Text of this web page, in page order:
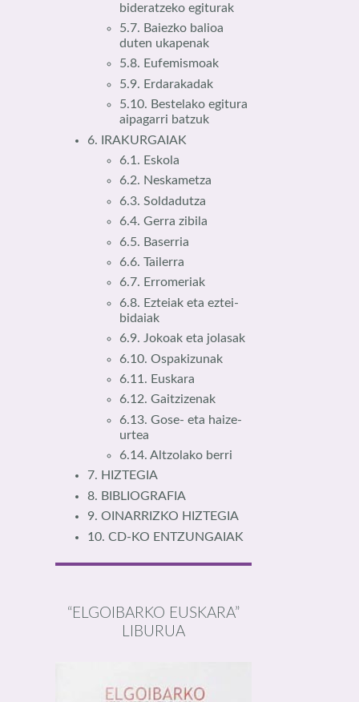
bideratzeko egiturak
5.7. Baiezko balioa
duten ukapenak
5.8. Eufemismoak
5.9. Erdarakadak
5.10. Bestelako egitura
aipagarri batzuk
6. IRAKURGAIAK
6.1. Eskola
6.2. Neskametza
6.3. Soldadutza
6.4. Gerra zibila
6.5. Baserria
6.6. Tailerra
6.7. Erromeriak
6.8. Ezteiak eta eztei-
bidaiak
6.9. Jokoak eta jolasak
6.10. Ospakizunak
6.11. Euskara
6.12. Gaitzizenak
6.13. Gose- eta haize-
urtea
6.14. Altzolako berri
7. HIZTEGIA
8. BIBLIOGRAFIA
9. OINARRIZKO HIZTEGIA
10. CD-KO ENTZUNGAIAK
“ELGOIBARKO EUSKARA”
LIBURUA